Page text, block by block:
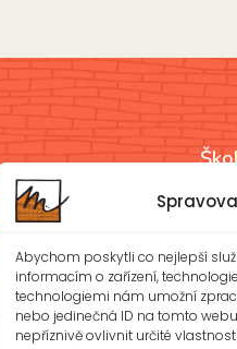
Abychom poskytli co nejlepší
informacím o zařízení,
technologiemi nám umožní
nebo jedinečná ID na tomto
nepříznivě ovlivnit určité
Javoříková
721
Prohlášení o